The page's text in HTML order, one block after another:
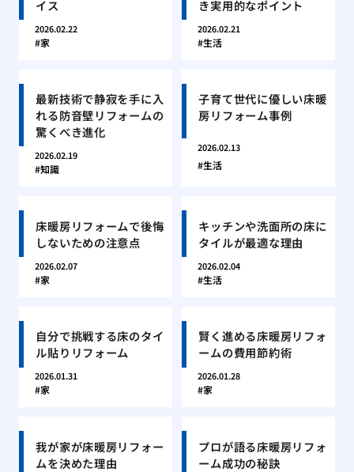
イス
2026.02.22
家
き実用的なポイント
2026.02.21
生活
最新技術で静寂を手に入
れる防音壁リフォームの
驚くべき進化
2026.02.19
知識
子育て世代に優しい床暖
房リフォーム事例
2026.02.13
生活
床暖房リフォームで後悔
しないための注意点
2026.02.07
家
キッチンや洗面所の床に
タイルが最適な理由
2026.02.04
生活
自分で挑戦する床のタイ
ル貼りリフォーム
2026.01.31
家
賢く進める床暖房リフォ
ームの費用節約術
2026.01.28
家
我が家が床暖房リフォー
ムを決めた理由
プロが語る床暖房リフォ
ーム成功の秘訣